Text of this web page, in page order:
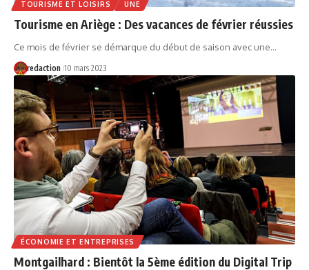
TOURISME ET LOISIRS UNE
Tourisme en Ariège : Des vacances de février réussies
Ce mois de février se démarque du début de saison avec une…
redaction 10 mars 2023
ÉCONOMIE ET ENTREPRISES
Montgailhard : Bientôt la 5ème édition du Digital Trip